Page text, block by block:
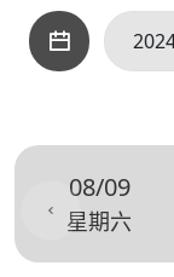
08/09
星期六